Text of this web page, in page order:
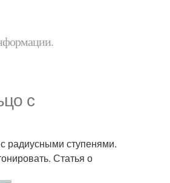
с
радиусными ступенями.
Статья о